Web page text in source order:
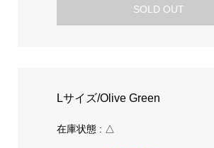
SOLD OUT
Lサイズ/Olive Green
在庫状態 : △